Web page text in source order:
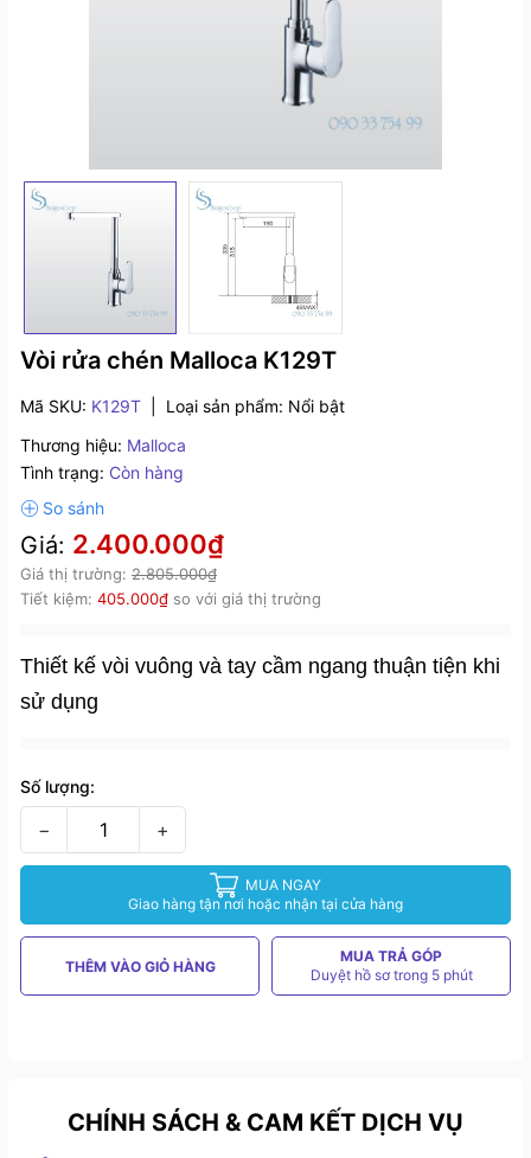
Vòi rửa chén Malloca K129T
Mã SKU: K129T Loại sản phẩm: Nổi bật
Thương hiệu: Malloca
Tình trạng: Còn hàng
Giá: 2.400.000₫
Giá thị trường: 2.805.000₫
Tiết kiệm: 405.000₫ so với giá thị trường
Thiết kế vòi vuông và tay cầm ngang thuận tiện khi
sử dụng
Số lượng:
− +
MUA NGAY
Giao hàng tận nơi hoặc nhận tại cửa hàng
THÊM VÀO GIỎ HÀNG
MUA TRẢ GÓP
Duyệt hồ sơ trong 5 phút
CHÍNH SÁCH & CAM KẾT DỊCH VỤ